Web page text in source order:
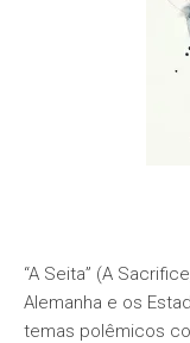
“A Seita” (A
Alemanha e os
temas polêmicos